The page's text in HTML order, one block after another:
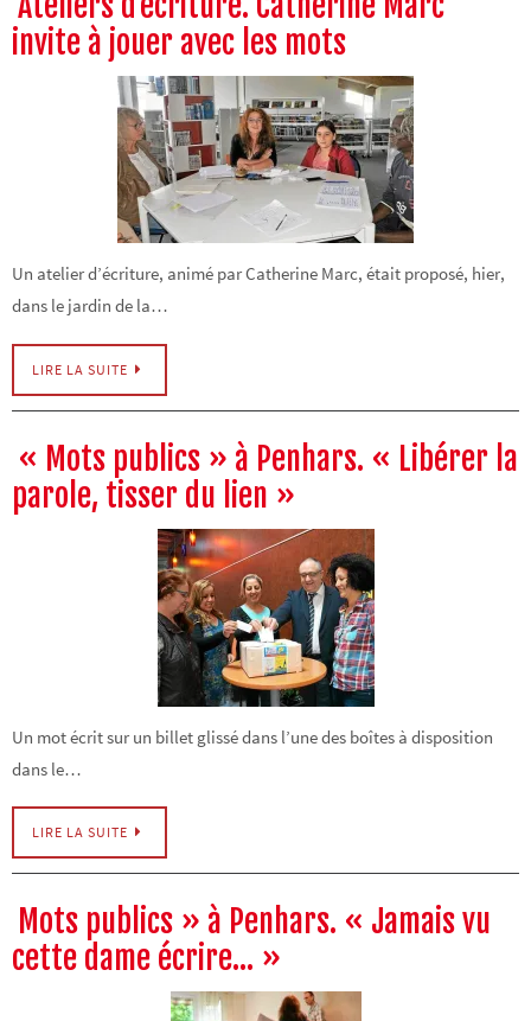
invite à jouer avec les mots
Un atelier d’écriture, animé par Catherine Marc, était proposé, hier,
dans le jardin de la…
LIRE LA SUITE
« Mots publics » à Penhars. « Libérer la
parole, tisser du lien »
Un mot écrit sur un billet glissé dans l’une des boîtes à disposition
dans le…
LIRE LA SUITE
Mots publics » à Penhars. « Jamais vu
cette dame écrire… »